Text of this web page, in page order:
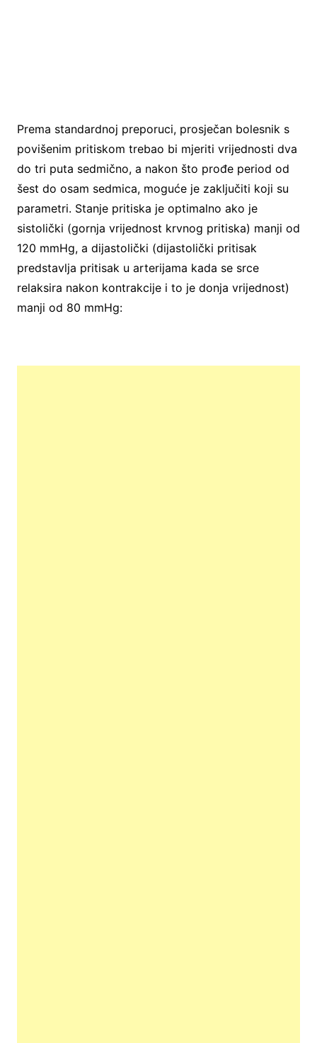
Prema standardnoj preporuci, prosječan bolesnik s
povišenim pritiskom trebao bi mjeriti vrijednosti dva
do tri puta sedmično, a nakon što prođe period od
šest do osam sedmica, moguće je zaključiti koji su
parametri. Stanje pritiska je optimalno ako je
sistolički (gornja vrijednost krvnog pritiska) manji od
120 mmHg, a dijastolički (dijastolički pritisak
predstavlja pritisak u arterijama kada se srce
relaksira nakon kontrakcije i to je donja vrijednost)
manji od 80 mmHg: